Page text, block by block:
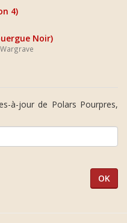
4)
Noir)
à-jour de Polars Pourpres,